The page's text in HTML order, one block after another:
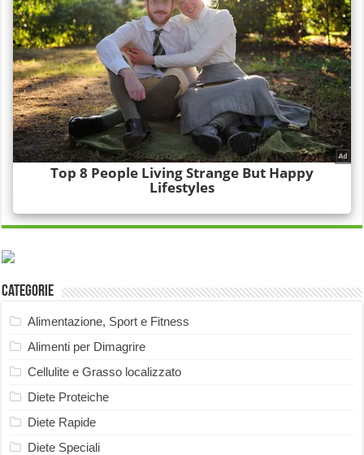
Categorie
Alimentazione, Sport e Fitness
Alimenti per Dimagrire
Cellulite e Grasso localizzato
Diete Proteiche
Diete Rapide
Diete Speciali